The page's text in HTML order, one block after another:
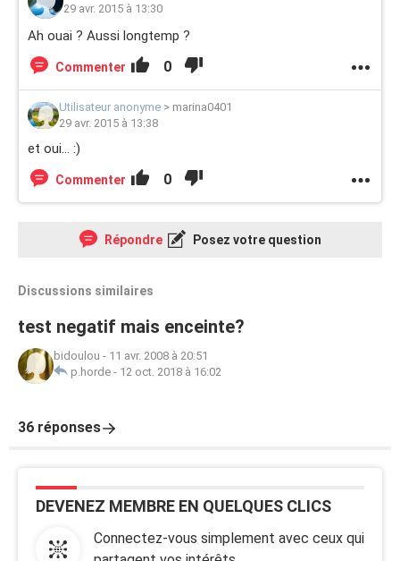
29 avr. 2015 à 13:30
Ah ouai ? Aussi longtemp ?
Commenter 0
Utilisateur anonyme > marina0401
29 avr. 2015 à 13:38
et oui... :)
Commenter 0
Répondre Posez votre question
Discussions similaires
test negatif mais enceinte?
bidoulou - 11 avr. 2008 à 20:51
p.horde - 12 oct. 2018 à 16:02
36 réponses
DEVENEZ MEMBRE EN QUELQUES CLICS
Connectez-vous simplement avec ceux qui